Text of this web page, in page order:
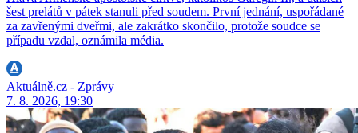
šest prelátů v pátek stanuli před soudem. První jednání, uspořádané
za zavřenými dveřmi, ale zakrátko skončilo, protože soudce se
případu vzdal, oznámila média.
Aktuálně.cz - Zprávy
7. 8. 2026, 19:30